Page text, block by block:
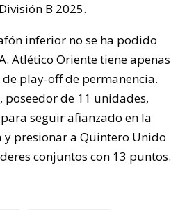
B 2025.
inferior no se ha podido
Atlético Oriente tiene apenas
play-off de permanencia.
poseedor de 11 unidades,
seguir afianzado en la
y presionar a Quintero Unido
conjuntos con 13 puntos.